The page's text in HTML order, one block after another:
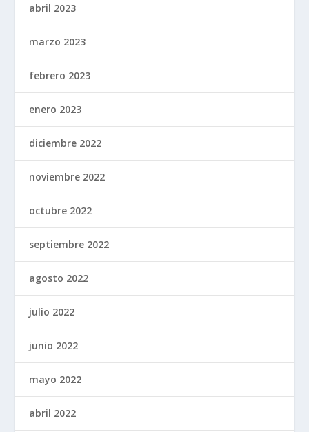
abril 2023
marzo 2023
febrero 2023
enero 2023
diciembre 2022
noviembre 2022
octubre 2022
septiembre 2022
agosto 2022
julio 2022
junio 2022
mayo 2022
abril 2022